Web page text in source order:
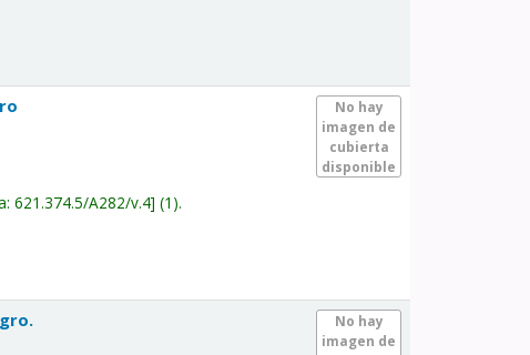
No hay
imagen de
cubierta
disponible
621.374.5/A282/v.4 (1).
No hay
imagen de